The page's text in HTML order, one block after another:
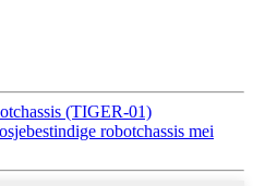
(TIGER-01)
robotchassis mei